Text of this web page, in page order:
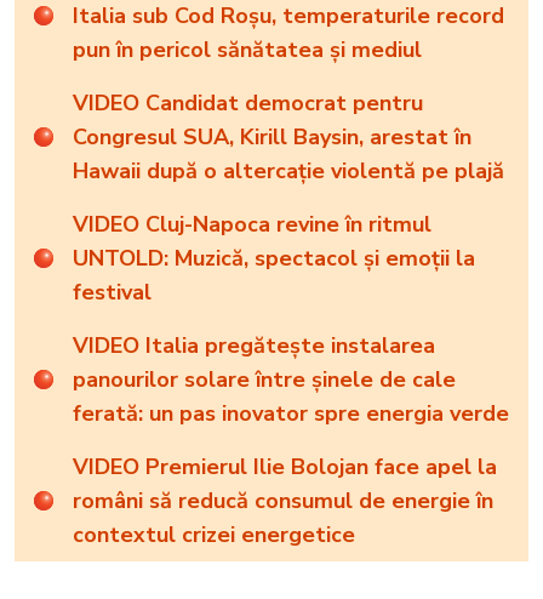
Italia sub Cod Roșu, temperaturile record
pun în pericol sănătatea și mediul
VIDEO Candidat democrat pentru
Congresul SUA, Kirill Baysin, arestat în
Hawaii după o altercație violentă pe plajă
VIDEO Cluj-Napoca revine în ritmul
UNTOLD: Muzică, spectacol și emoții la
festival
VIDEO Italia pregătește instalarea
panourilor solare între șinele de cale
ferată: un pas inovator spre energia verde
VIDEO Premierul Ilie Bolojan face apel la
români să reducă consumul de energie în
contextul crizei energetice